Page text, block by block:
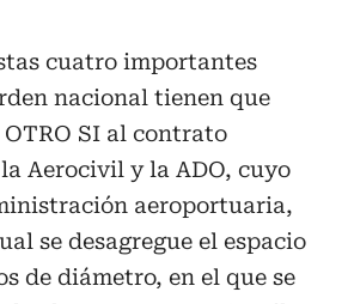
cuatro importantes
nacional tienen que
SI al contrato
Aerocivil y la ADO, cuyo
aeroportuaria,
se desagregue el espacio
de diámetro, en el que se